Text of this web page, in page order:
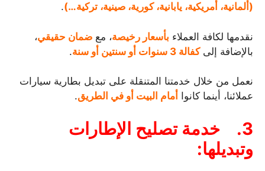
(ألمانية، أمريكية، يابانية، كورية، صينية، تركية…).
نقدمها لكافة العملاء بأسعار رخيصة، مع ضمان حقيقي،
بالإضافة إلىكفالة 3 سنوات أو سنتين أو سنة .
نعمل من خلال خدمتنا المتنقلة على تبديل بطارية سيارات
عملائنا، أينما كانوا
أمام البيت أو في الطريق.
3.
خدمة تصليح الإطارات
وتبديلها: